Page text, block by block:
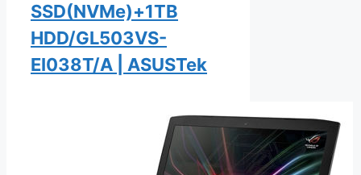
SSD(NVMe)+1TB
HDD/GL503VS-
EI038T/A | ASUSTek